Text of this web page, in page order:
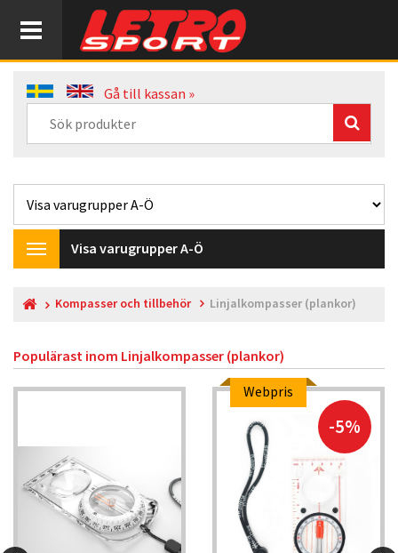
Gå till kassan »
Toggle
navigation
Visa varugrupper A-Ö
Kompasser och tillbehör Linjalkompasser (plankor)
Populärast inom Linjalkompasser (plankor)
Webpris
-5%